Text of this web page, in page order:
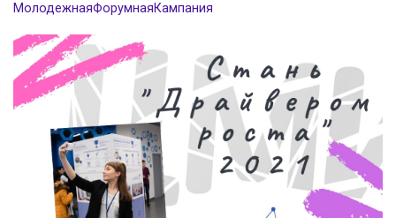
МолодежнаяФорумнаяКампания